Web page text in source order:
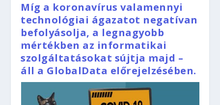
Míg a koronavírus valamennyi
technológiai ágazatot negatívan
befolyásolja, a legnagyobb
mértékben az informatikai
szolgáltatásokat sújtja majd –
áll a GlobalData előrejelzésében.